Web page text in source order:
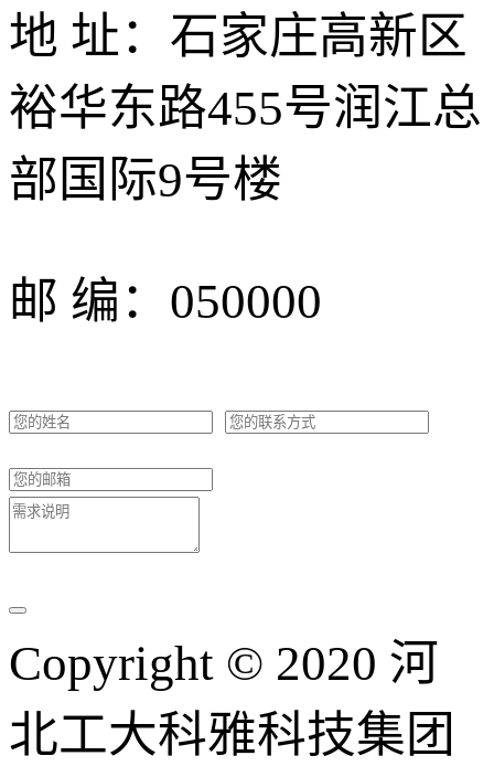
地 址：石家庄高新区
裕华东路455号润江总
部国际9号楼
邮 编：050000
Copyright © 2020 河
北工大科雅科技集团